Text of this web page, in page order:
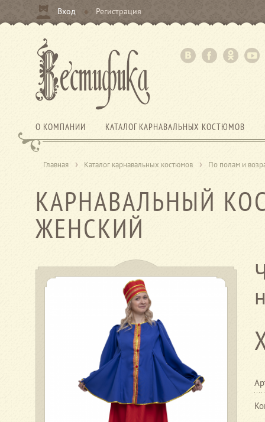
Вход Регистрация
О КОМПАНИИ КАТАЛОГ КАРНАВАЛЬНЫХ КОСТЮМОВ
Главная Каталог карнавальных костюмов По полам и
КАРНАВАЛЬНЫЙ
ЖЕНСКИЙ